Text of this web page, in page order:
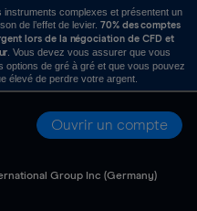
complexes et présentent un
de l’effet de levier. 70% des comptes
lors de la négociation de CFD et
. Vous devez vous assurer que vous
options de gré à gré et que vous pouvez
élevé de perdre votre argent.
Ouvrir un compte
Group Inc (Germany)